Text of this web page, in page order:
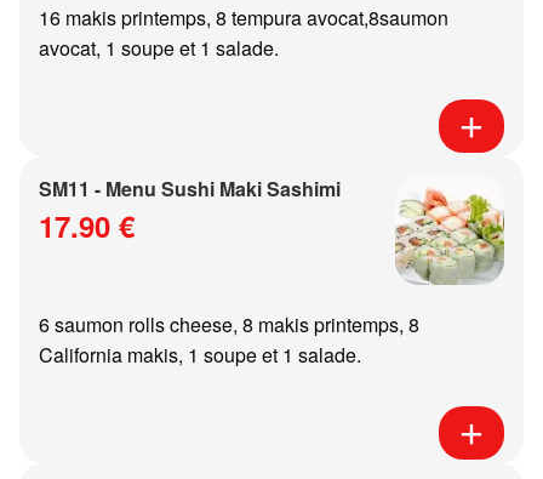
16 makis printemps, 8 tempura avocat,8saumon
avocat, 1 soupe et 1 salade.
SM11 - Menu Sushi Maki Sashimi
17.90 €
6 saumon rolls cheese, 8 makis printemps, 8
California makis, 1 soupe et 1 salade.